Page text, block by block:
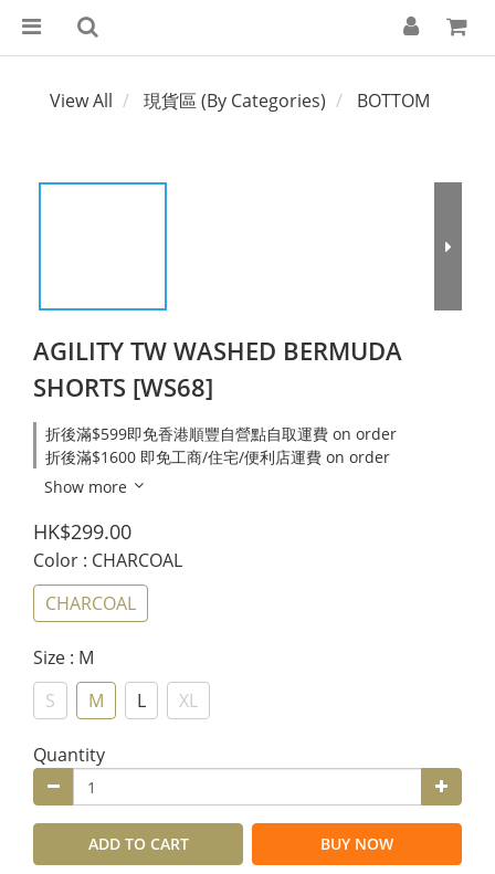
View All 現貨區 (By Categories) BOTTOM
AGILITY TW WASHED BERMUDA
SHORTS [WS68]
折後滿$599即免香港順豐自營點自取運費 on order
折後滿$1600 即免工商/住宅/便利店運費 on order
Show more
HK$299.00
Color : CHARCOAL
CHARCOAL
Size : M
S
M L XL
Quantity
ADD TO CART BUY NOW